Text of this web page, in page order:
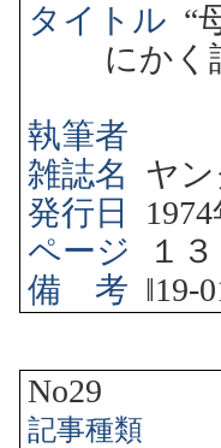
タイトル “
にかく
執筆者
雑誌名
ヤ
発行日
1974
ページ
１
備 考 ‖19-
No29
記事種類